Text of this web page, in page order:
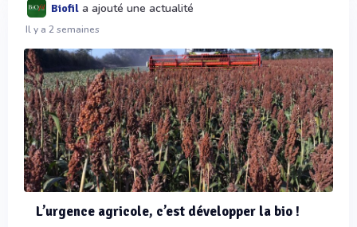
Biofil a ajouté une actualité
Il y a 2 semaines
L’urgence agricole, c’est développer la bio !